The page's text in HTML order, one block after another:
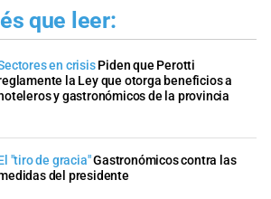
que leer:
en crisisPiden que Perotti
la Ley que otorga beneficios a
hoteleros y gastronómicos de la provincia
"tiro de gracia"Gastronómicos contra las
del presidente